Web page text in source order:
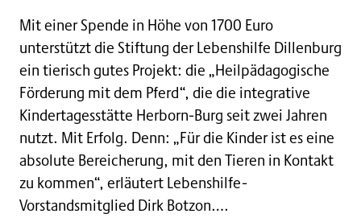
Mit einer Spende in Höhe von 1700 Euro
unterstützt die Stiftung der Lebenshilfe Dillenburg
ein tierisch gutes Projekt: die „Heilpädagogische
Förderung mit dem Pferd“, die die integrative
Kindertagesstätte Herborn-Burg seit zwei Jahren
nutzt. Mit Erfolg. Denn: „Für die Kinder ist es eine
absolute Bereicherung, mit den Tieren in Kontakt
zu kommen“, erläutert Lebenshilfe-
Vorstandsmitglied Dirk Botzon….